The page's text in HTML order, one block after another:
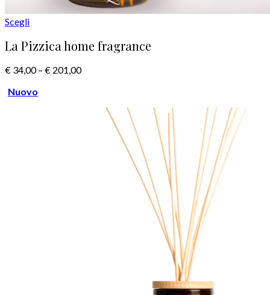
Scegli
La Pizzica home fragrance
€ 34,00– € 201,00
Nuovo